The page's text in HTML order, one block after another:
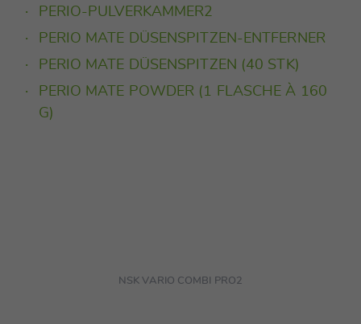
PERIO-PULVERKAMMER2
PERIO MATE DÜSENSPITZEN-ENTFERNER
PERIO MATE DÜSENSPITZEN (40 STK)
PERIO MATE POWDER (1 FLASCHE À 160
G)
NSK VARIO COMBI PRO2